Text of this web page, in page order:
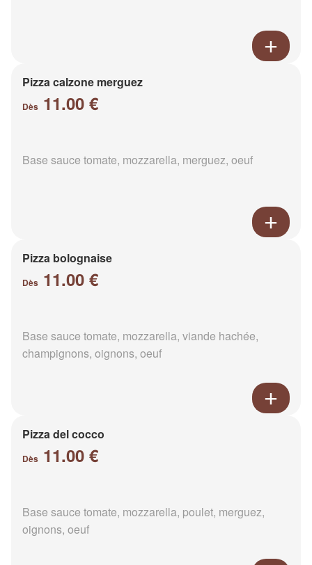
Pizza calzone merguez
Dès 11.00 €
Base sauce tomate, mozzarella, merguez, oeuf
Pizza bolognaise
Dès 11.00 €
Base sauce tomate, mozzarella, viande hachée,
champignons, oignons, oeuf
Pizza del cocco
Dès 11.00 €
Base sauce tomate, mozzarella, poulet, merguez,
oignons, oeuf